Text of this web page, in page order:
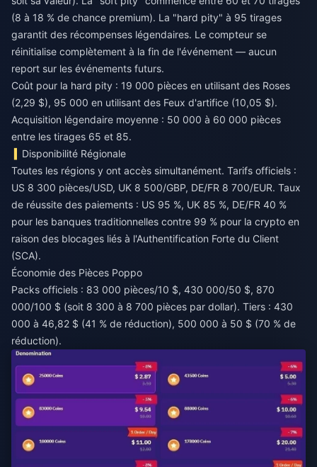
(8 à 18 % de chance premium). La "hard pity" à 95 tirages
garantit des récompenses légendaires. Le compteur se
réinitialise complètement à la fin de l'événement — aucun
report sur les événements futurs.
Coût pour la hard pity : 19 000 pièces en utilisant des Roses
(2,29 $), 95 000 en utilisant des Feux d'artifice (10,05 $).
Acquisition légendaire moyenne : 50 000 à 60 000 pièces
entre les tirages 65 et 85.
Disponibilité Régionale
Toutes les régions y ont accès simultanément. Tarifs officiels :
US 8 300 pièces/USD, UK 8 500/GBP, DE/FR 8 700/EUR. Taux
de réussite des paiements : US 95 %, UK 85 %, DE/FR 40 %
pour les banques traditionnelles contre 99 % pour la crypto en
raison des blocages liés à l'Authentification Forte du Client
(SCA).
Économie des Pièces Poppo
Packs officiels : 83 000 pièces/10 $, 430 000/50 $, 870
000/100 $ (soit 8 300 à 8 700 pièces par dollar). Tiers : 430
000 à 46,82 $ (41 % de réduction), 500 000 à 50 $ (70 % de
réduction).